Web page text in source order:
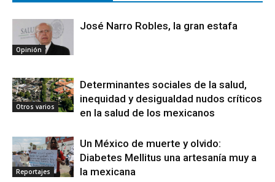
Opinión
José Narro Robles, la gran estafa
Otros varios
Determinantes sociales de la salud,
inequidad y desigualdad nudos críticos
en la salud de los mexicanos
Reportajes
Un México de muerte y olvido:
Diabetes Mellitus una artesanía muy a
la mexicana